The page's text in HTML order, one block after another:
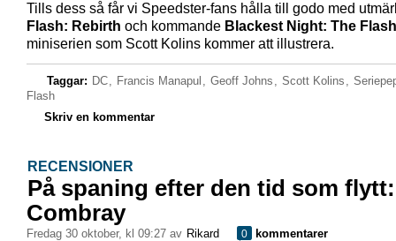
Tills dess så får vi Speedster-fans hålla till godo med
Flash: Rebirth och kommande Blackest Night: The Flash
miniserien som Scott Kolins kommer att illustrera.
Taggar: DC, Francis Manapul , Geoff Johns , Scott Kolins ,
Flash
Skriv en kommentar
RECENSIONER
På spaning efter den tid som flytt:
Combray
fredag 30 oktober, kl 09:27 av Rikard 0 kommentarer